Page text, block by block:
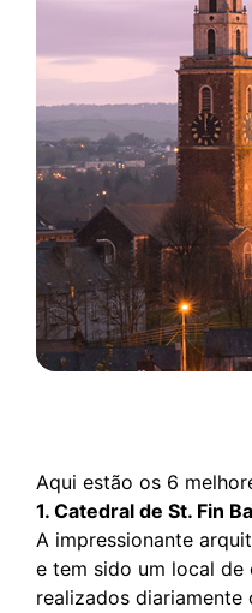
Aqui estão os 6
1. Catedral de St. Fin
A impressionante
e tem sido um local
realizados